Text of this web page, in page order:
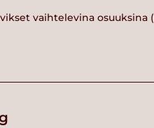
vaihtelevina osuuksina